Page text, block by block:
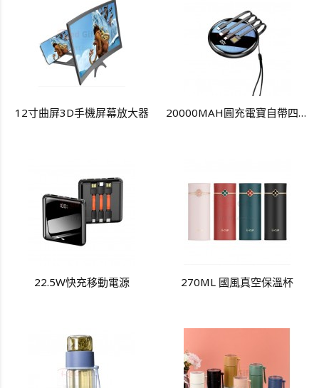
12寸曲屏3D手機屏幕放大器 20000MAH圓充電寶自帶四線（移動電源）
22.5W快充移動電源 270ML 國風真空保溫杯